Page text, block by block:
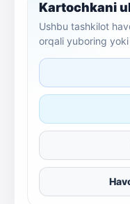
Kartochkani
Ushbu tashkilot
orqali yuboring